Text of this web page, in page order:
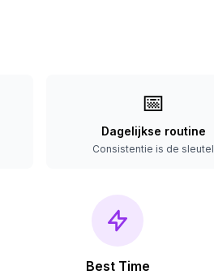
📅
Dagelijkse routine
Consistentie is de sleutel
Best Time